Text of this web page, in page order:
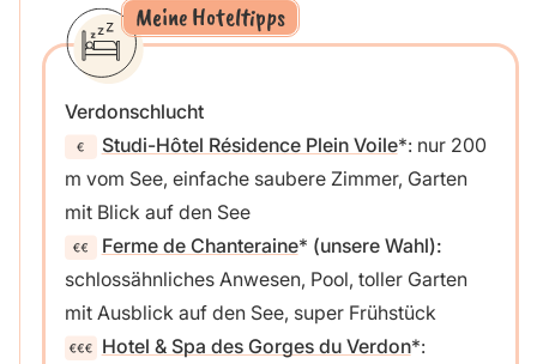
Meine Hoteltipps
Verdonschlucht
Studi-Hôtel Résidence Plein Voile : nur 200
m vom See, einfache saubere Zimmer, Garten
mit Blick auf den See
Ferme de Chanteraine
(unsere Wahl):
schlossähnliches Anwesen, Pool, toller Garten
mit Ausblick auf den See, super Frühstück
Hotel & Spa des Gorges du Verdon :